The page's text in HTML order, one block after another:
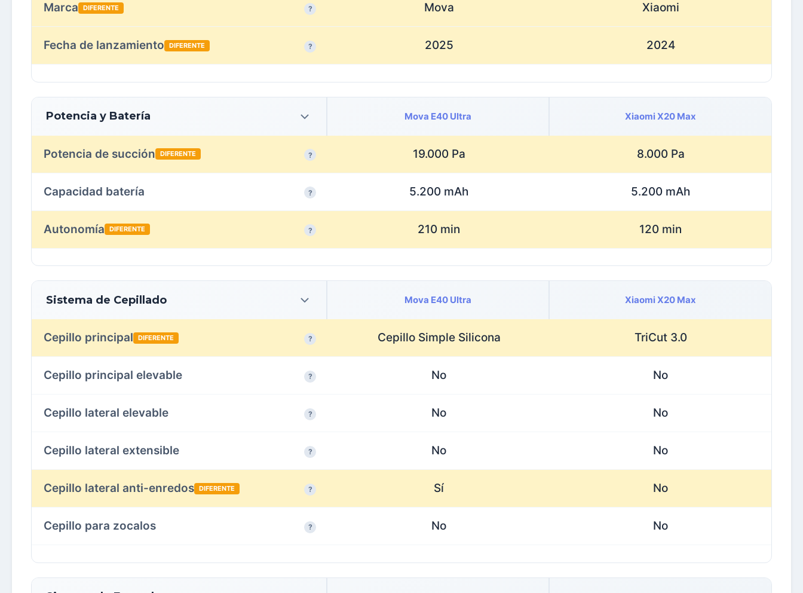
Marca DIFERENTE ? Mova Xiaomi
Fecha de lanzamiento DIFERENTE ? 2025 2024
Potencia y Batería Mova E40 Ultra Xiaomi X20 Max
Potencia de succión DIFERENTE ? 19.000 Pa 8.000 Pa
Capacidad batería ? 5.200 mAh 5.200 mAh
Autonomía DIFERENTE ? 210 min 120 min
Sistema de Cepillado Mova E40 Ultra Xiaomi X20 Max
Cepillo principal DIFERENTE ? Cepillo Simple Silicona TriCut 3.0
Cepillo principal elevable ? No No
Cepillo lateral elevable ? No No
Cepillo lateral extensible ? No No
Cepillo lateral anti-enredos DIFERENTE ? Sí No
Cepillo para zocalos ? No No